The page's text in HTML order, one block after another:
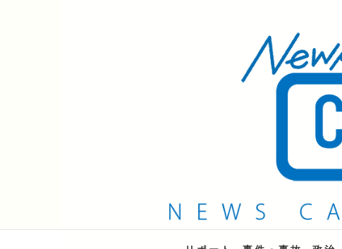
QAB NEWS Headline
キャッチー 月曜〜金曜 午後6時15分放送